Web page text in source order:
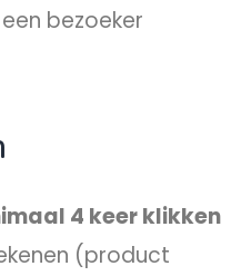
bezoeker
4 keer klikken
(product